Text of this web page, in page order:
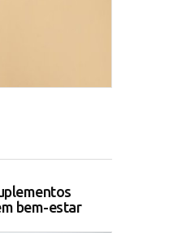
bem-estar